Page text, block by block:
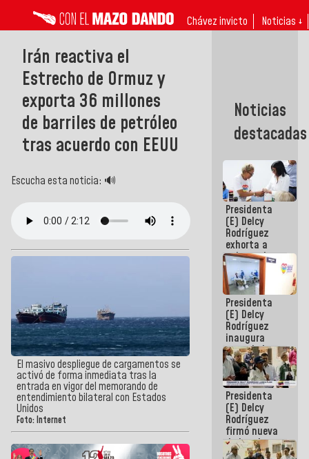
Chávez invicto Noticias ↓
Irán reactiva el
Estrecho de Ormuz y
exporta 36 millones
de barriles de petróleo
tras acuerdo con EEUU
Escucha esta noticia: 🔊
El masivo despliegue de cargamentos se
activó de forma inmediata tras la
entrada en vigor del memorando de
entendimiento bilateral con Estados
Unidos
Foto: Internet
Noticias
destacadas
Presidenta
(E) Delcy
Rodríguez
exhorta a
gobernadores
y alcaldes a
edificar
casas para
abuelos
Presidenta
(E) Delcy
Rodríguez
inaugura
casa de los
Abuelos
Primavera
en Caracas
Presidenta
(E) Delcy
Rodríguez
firmó nueva
de Ley de
Arrendamiento